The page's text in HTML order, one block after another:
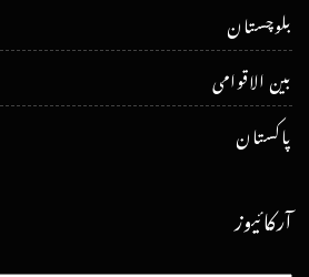
بلوچستان
بین الاقوامی
پاکستان
آرکائیوز